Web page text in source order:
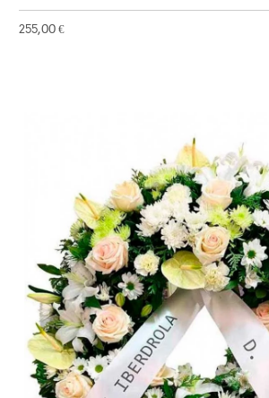
255,00 €